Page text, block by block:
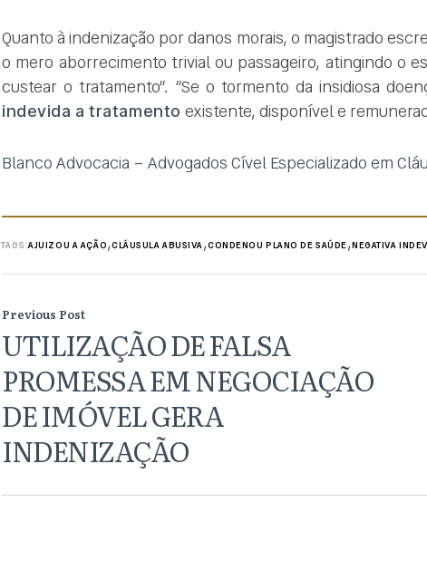
Quanto à indenização por danos morais, o magistrado
o mero aborrecimento trivial ou passageiro, atingindo o
custear o tratamento”. “Se o tormento da insidiosa
indevida a tratamento existente, disponível e
Blanco Advocacia – Advogados Cível Especializado em
TAGS:AJUIZOU A AÇÃO,CLÁUSULA ABUSIVA,CONDENOU PLANO DE SAÚDE,NEGATIVA
Previous Post
UTILIZAÇÃO DE FALSA
PROMESSA EM NEGOCIAÇÃO
DE IMÓVEL GERA
INDENIZAÇÃO